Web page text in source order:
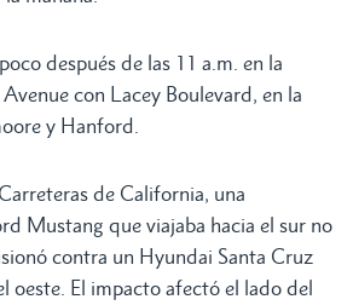
después de las 11 a.m. en la
con Lacey Boulevard, en la
y Hanford.
de California, una
Mustang que viajaba hacia el sur no
contra un Hyundai Santa Cruz
oeste. El impacto afectó el lado del